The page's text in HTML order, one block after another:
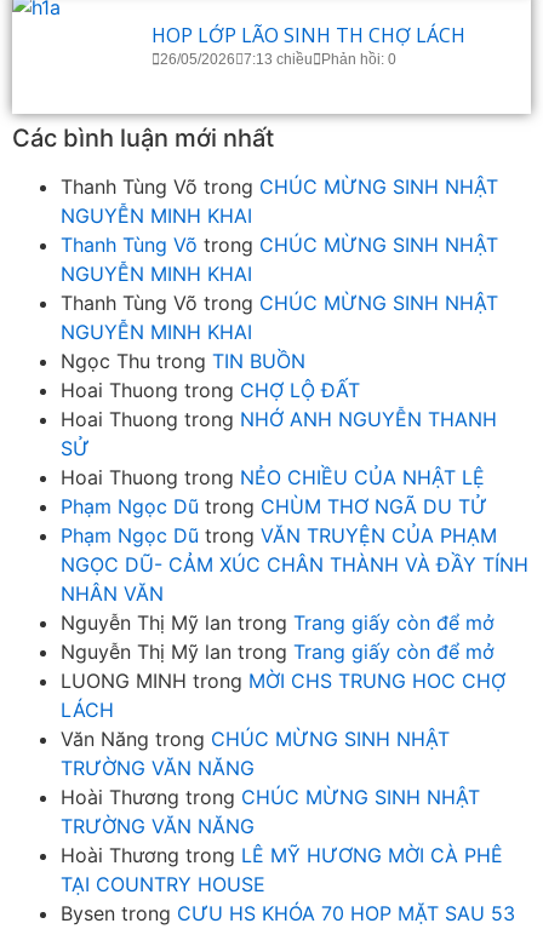
HOP LỚP LÃO SINH TH CHỢ LÁCH
26/05/2026 7:13 chiều Phản hồi: 0
Các bình luận mới nhất
Thanh Tùng Võ trong CHÚC MỪNG SINH NHẬT
NGUYỄN MINH KHAI
Thanh Tùng Võ trong CHÚC MỪNG SINH NHẬT
NGUYỄN MINH KHAI
Thanh Tùng Võ trong CHÚC MỪNG SINH NHẬT
NGUYỄN MINH KHAI
Ngọc Thu trong TIN BUỒN
Hoai Thuong trong CHỢ LỘ ĐẤT
Hoai Thuong trong NHỚ ANH NGUYỄN THANH
SỬ
Hoai Thuong trong NẺO CHIỀU CỦA NHẬT LỆ
Phạm Ngọc Dũ trong CHÙM THƠ NGÃ DU TỬ
Phạm Ngọc Dũ trong VĂN TRUYỆN CỦA PHẠM
NGỌC DŨ- CẢM XÚC CHÂN THÀNH VÀ ĐẦY TÍNH
NHÂN VĂN
Nguyễn Thị Mỹ lan trong Trang giấy còn để mở
Nguyễn Thị Mỹ lan trong Trang giấy còn để mở
LUONG MINH trong MỜI CHS TRUNG HOC CHỢ
LÁCH
Văn Năng trong CHÚC MỪNG SINH NHẬT
TRƯỜNG VĂN NĂNG
Hoài Thương trong CHÚC MỪNG SINH NHẬT
TRƯỜNG VĂN NĂNG
Hoài Thương trong LÊ MỸ HƯƠNG MỜI CÀ PHÊ
TẠI COUNTRY HOUSE
Bysen trong CƯU HS KHÓA 70 HOP MẶT SAU 53